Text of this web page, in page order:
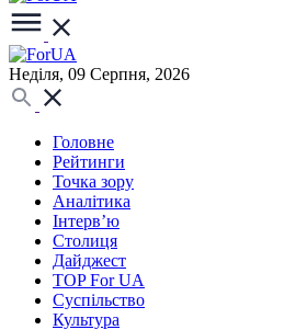
Неділя, 09 Серпня, 2026
Головне
Рейтинги
Точка зору
Аналітика
Інтерв’ю
Столиця
Дайджест
TOP For UA
Суспiльство
Культура